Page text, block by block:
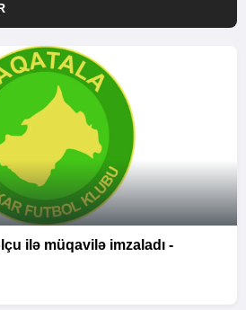
ilə müqavilə imzaladı -